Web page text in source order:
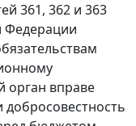
361, 362 и 363
Федерации
орган вправе